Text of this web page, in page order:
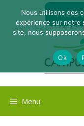
contenu
Menu
Nous utilisons des
expérience sur notre
site, nous
Ok